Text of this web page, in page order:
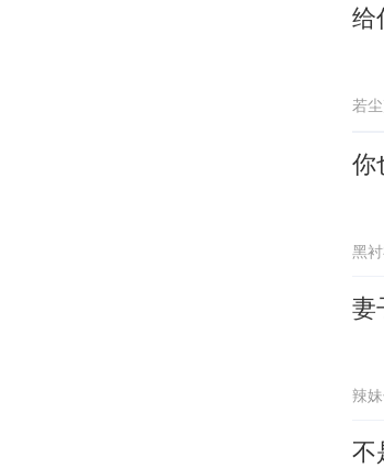
给
若
你
黑
妻
辣
不